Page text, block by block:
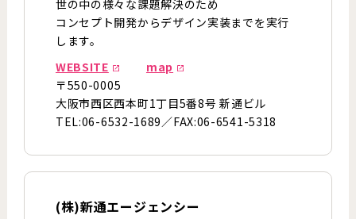
世の中の様々な課題解決のため
コンセプト開発からデザイン実装までを実行
します。
WEBSITE
map
〒550-0005
大阪市西区西本町1丁目5番8号 新通ビル
TEL:06-6532-1689／FAX:06-6541-5318
(株)新通エージェンシー